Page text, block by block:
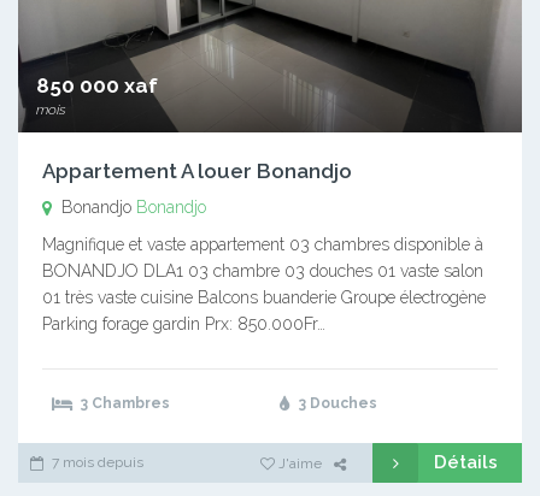
850 000 xaf
mois
Appartement A louer Bonandjo
Bonandjo Bonandjo
Magnifique et vaste appartement 03 chambres disponible à
BONANDJO DLA1 03 chambre 03 douches 01 vaste salon
01 très vaste cuisine Balcons buanderie Groupe électrogène
Parking forage gardin Prx: 850.000Fr…
3 Chambres 3 Douches
7 mois depuis J'aime Détails